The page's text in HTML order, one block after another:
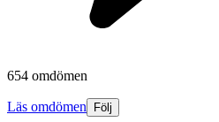
654 omdömen
Läs omdömen Följ